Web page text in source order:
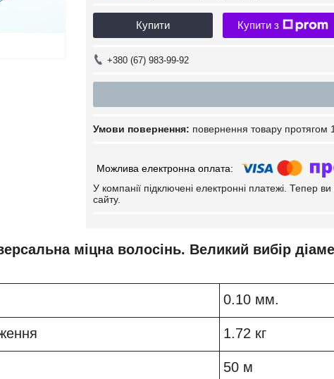
Купити Купити з
+380 (67) 983-99-92
повернення товару протягом
У компанії підключені електронні платежі. Тепер
сайту.
міцна волосінь. Великий вибір
0.10 мм.
1.72 кг
50 м